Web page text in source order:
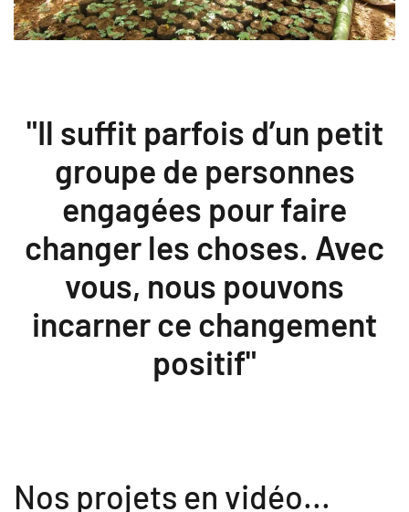
"Il suffit parfois d’un petit
groupe de personnes
engagées pour faire
changer les choses. Avec
vous, nous pouvons
incarner ce changement
positif"
Nos projets en vidéo...